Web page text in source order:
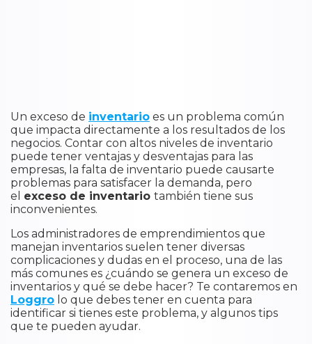
Un exceso de inventario es un problema común
que impacta directamente a los resultados de los
negocios. Contar con altos niveles de inventario
puede tener ventajas y desventajas para las
empresas, la falta de inventario puede causarte
problemas para satisfacer la demanda, pero
el exceso de inventario también tiene sus
inconvenientes.
Los administradores de emprendimientos que
manejan inventarios suelen tener diversas
complicaciones y dudas en el proceso, una de las
más comunes es ¿cuándo se genera un exceso de
inventarios y qué se debe hacer? Te contaremos en
Loggro lo que debes tener en cuenta para
identificar si tienes este problema, y algunos tips
que te pueden ayudar.